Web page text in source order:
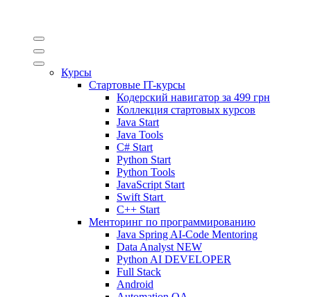
Курсы
Стартовые IT-курсы
Кодерский навигатор за 499 грн
Коллекция стартовых курсов
Java Start
Java Tools
C# Start
Python Start
Python Tools
JavaScript Start
Swift Start
C++ Start
Менторинг по программированию
Java Spring AI-Code Mentoring
Data Analyst NEW
Python AI DEVELOPER
Full Stack
Android